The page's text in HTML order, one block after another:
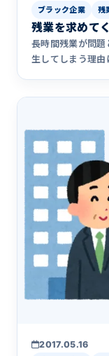
ブラック企業 残
残業を求めて
長時間残業が問
生してしまう理由
2017.05.16